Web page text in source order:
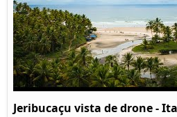
Jeribucaçu vista de drone -